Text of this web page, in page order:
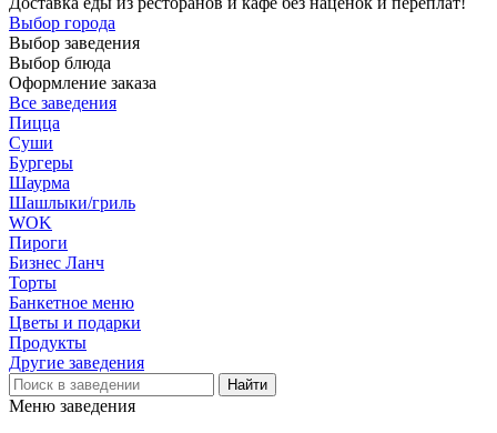
Выбор города
Выбор заведения
Выбор блюда
Оформление заказа
Все заведения
Пицца
Суши
Бургеры
Шаурма
Шашлыки/гриль
WOK
Пироги
Бизнес Ланч
Торты
Банкетное меню
Цветы и подарки
Продукты
Другие заведения
Меню заведения